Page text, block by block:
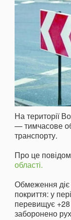
На території
— тимчасове
транспорту.
Про це
області.
Обмеження
покриття: у
перевищує
заборонено